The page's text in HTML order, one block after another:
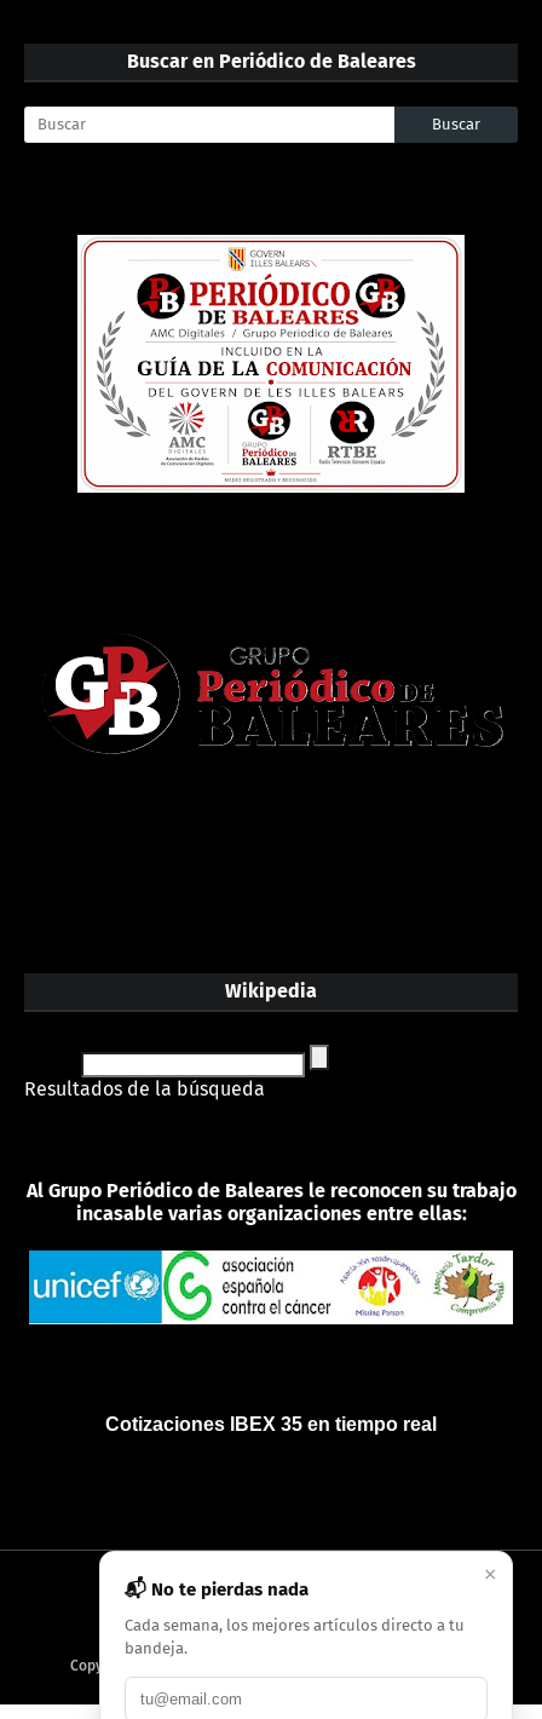
Buscar en Periódico de Baleares
Wikipedia
Resultados de la búsqueda
Al Grupo Periódico de Baleares le reconocen su trabajo
incasable varias organizaciones entre ellas:
Cotizaciones IBEX 35 en tiempo real
INICIO QUIÉNES SOMOS POLÍTICA DE PRIVACIDAD
Copyright
×
📬 No te pierdas nada
Cada semana, los mejores artículos directo a tu
bandeja.